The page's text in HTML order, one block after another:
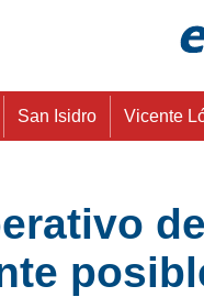
San Isidro Vicente